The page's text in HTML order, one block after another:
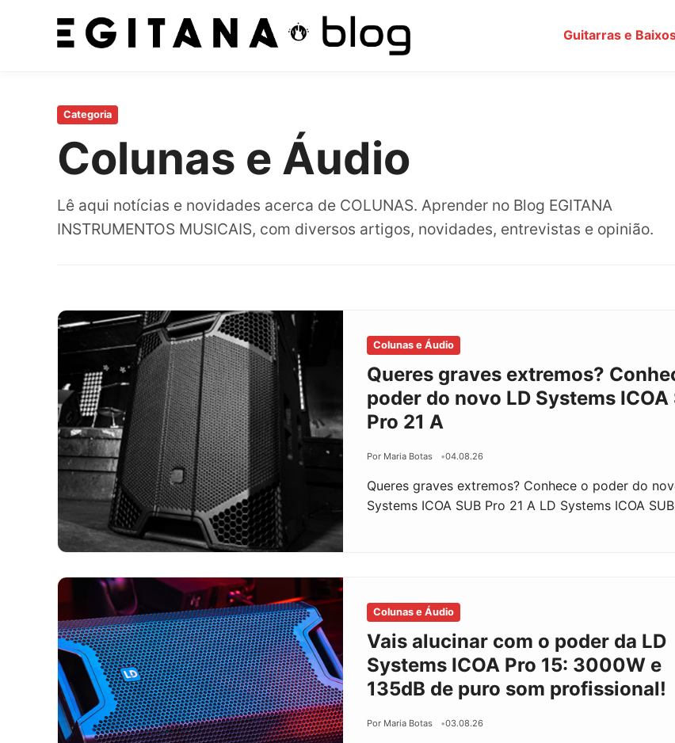
Guitarras e
Categoria
Colunas e Áudio
Lê aqui notícias e novidades acerca de COLUNAS. Aprender no Blog EGITANA
INSTRUMENTOS MUSICAIS, com diversos artigos, novidades, entrevistas e opinião.
Colunas e Áudio
Queres graves extremos?
poder do novo LD Systems ICOA
Pro 21 A
Por Maria Botas 04.08.26
Queres graves extremos? Conhece o poder do
Systems ICOA SUB Pro 21 A LD Systems ICOA
Colunas e Áudio
Vais alucinar com o poder da LD
Systems ICOA Pro 15: 3000W e
135dB de puro som profissional!
Por Maria Botas 03.08.26